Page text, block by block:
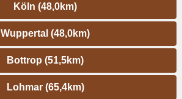
Köln (48,0km)
Wuppertal (48,0km)
Bottrop (51,5km)
Lohmar (65,4km)